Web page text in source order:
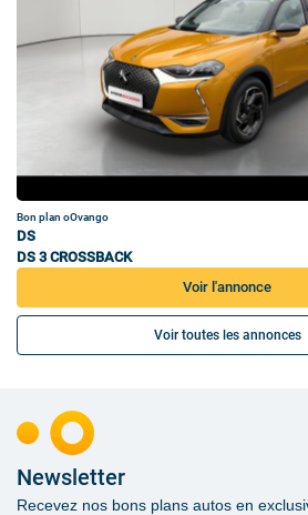
Bon plan oOvango
DS
DS 3 CROSSBACK
Voir l'annonce
Voir toutes les annonces
Newsletter
Recevez nos bons plans autos en